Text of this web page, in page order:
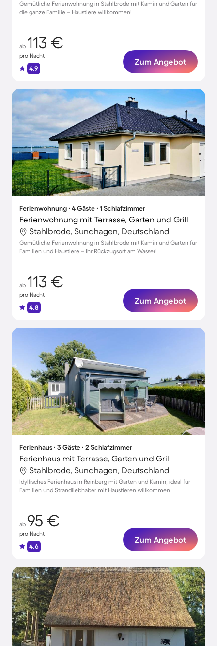
Gemütliche Ferienwohnung in Stahlbrode mit Kamin und Garten für
die ganze Familie – Haustiere willkommen!
ab 113 €
pro Nacht
4.9
Zum Angebot
Ferienwohnung ∙ 4 Gäste ∙ 1 Schlafzimmer
Ferienwohnung mit Terrasse, Garten und Grill
Stahlbrode, Sundhagen, Deutschland
Gemütliche Ferienwohnung in Stahlbrode mit Kamin und Garten für
Familien und Haustiere – Ihr Rückzugsort am Wasser!
ab 113 €
pro Nacht
4.8
Zum Angebot
Ferienhaus ∙ 3 Gäste ∙ 2 Schlafzimmer
Ferienhaus mit Terrasse, Garten und Grill
Stahlbrode, Sundhagen, Deutschland
Idyllisches Ferienhaus in Reinberg mit Garten und Kamin, ideal für
Familien und Strandliebhaber mit Haustieren willkommen
ab 95 €
pro Nacht
4.6
Zum Angebot